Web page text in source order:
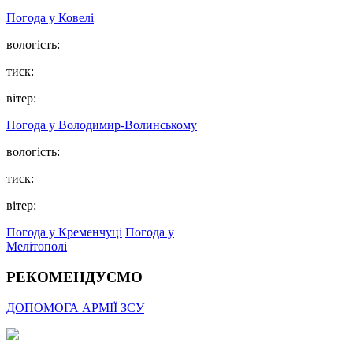
Погода у Ковелі
вологість:
тиск:
вітер:
Погода у Володимир-Волинському
вологість:
тиск:
вітер:
Погода у Кременчуці Погода у
Мелітополі
РЕКОМЕНДУЄМО
ДОПОМОГА АРМІЇ ЗСУ